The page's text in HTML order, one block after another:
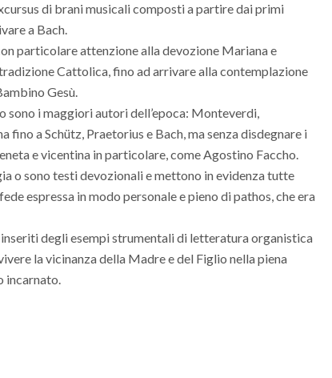
di brani musicali composti a partire dai primi
a Bach.
particolare attenzione alla devozione Mariana e
Cattolica, fino ad arrivare alla contemplazione
Gesù.
sono i maggiori autori dell’epoca: Monteverdi,
fino a Schütz, Praetorius e Bach, ma senza disdegnare i
e vicentina in particolare, come Agostino Faccho.
o sono testi devozionali e mettono in evidenza tutte
espressa in modo personale e pieno di pathos, che era
degli esempi strumentali di letteratura organistica
la vicinanza della Madre e del Figlio nella piena
incarnato.